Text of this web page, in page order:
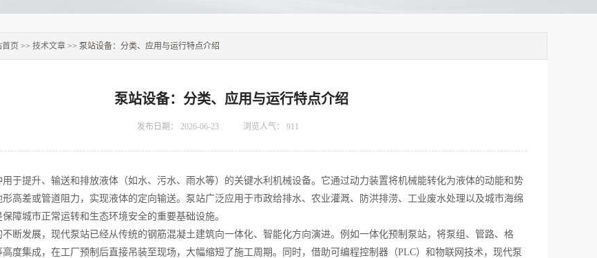
首页 >> 技术文章 >> 泵站设备：分类、应用与运行特点介绍
泵站设备：分类、应用与运行特点介绍
发布日期： 2026-06-23 浏览人气： 911
提升、输送和排放液体（如水、污水、雨水等）的关键水利机械设备。它通过动力装置将机械能转化为液体的动能和势
形高差或管道阻力，实现液体的定向输送。泵站广泛应用于市政给排水、农业灌溉、防洪排涝、工业废水处理以及城市海绵
障城市正常运转和生态环境安全的重要基础设施。
发展，现代泵站已经从传统的钢筋混凝土建筑向一体化、智能化方向演进。例如一体化预制泵站，将泵组、管路、格
度集成，在工厂预制后直接吊装至现场，大幅缩短了施工周期。同时，借助可编程控制器（PLC）和物联网技术，现代泵